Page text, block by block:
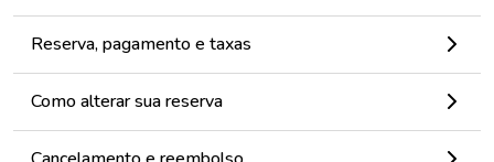
Reserva, pagamento e taxas
Como alterar sua reserva